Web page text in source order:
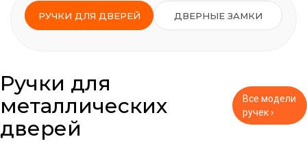
РУЧКИ ДЛЯ ДВЕРЕЙ ДВЕРНЫЕ ЗАМКИ
Ручки для
металлических
дверей
Все модели
ручек ›